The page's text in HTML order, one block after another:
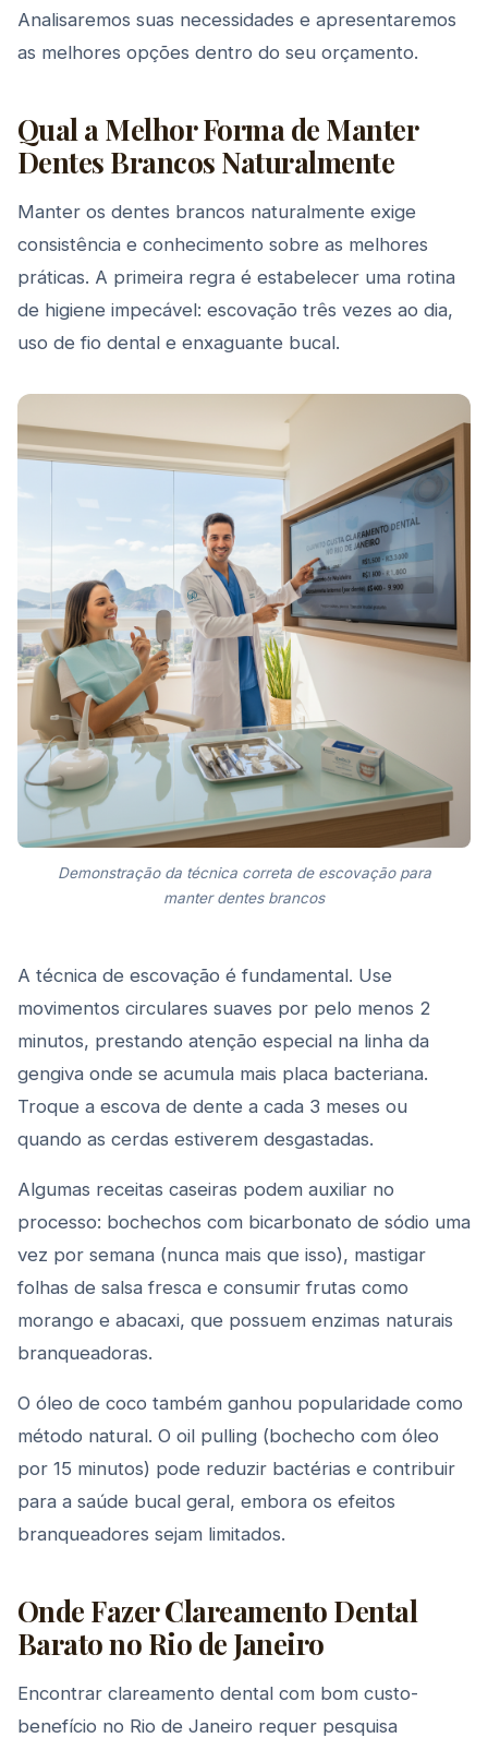
Analisaremos suas necessidades e apresentaremos
as melhores opções dentro do seu orçamento.
Qual a Melhor Forma de Manter
Dentes Brancos Naturalmente
Manter os dentes brancos naturalmente exige
consistência e conhecimento sobre as melhores
práticas. A primeira regra é estabelecer uma rotina
de higiene impecável: escovação três vezes ao dia,
uso de fio dental e enxaguante bucal.
Demonstração da técnica correta de escovação para
manter dentes brancos
A técnica de escovação é fundamental. Use
movimentos circulares suaves por pelo menos 2
minutos, prestando atenção especial na linha da
gengiva onde se acumula mais placa bacteriana.
Troque a escova de dente a cada 3 meses ou
quando as cerdas estiverem desgastadas.
Algumas receitas caseiras podem auxiliar no
processo: bochechos com bicarbonato de sódio uma
vez por semana (nunca mais que isso), mastigar
folhas de salsa fresca e consumir frutas como
morango e abacaxi, que possuem enzimas naturais
branqueadoras.
O óleo de coco também ganhou popularidade como
método natural. O oil pulling (bochecho com óleo
por 15 minutos) pode reduzir bactérias e contribuir
para a saúde bucal geral, embora os efeitos
branqueadores sejam limitados.
Onde Fazer Clareamento Dental
Barato no Rio de Janeiro
Encontrar clareamento dental com bom custo-
benefício no Rio de Janeiro requer pesquisa